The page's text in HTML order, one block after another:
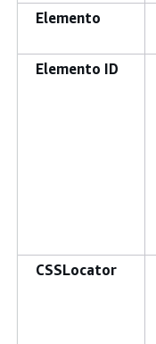
Elemento
Elemento ID
CSSLocator